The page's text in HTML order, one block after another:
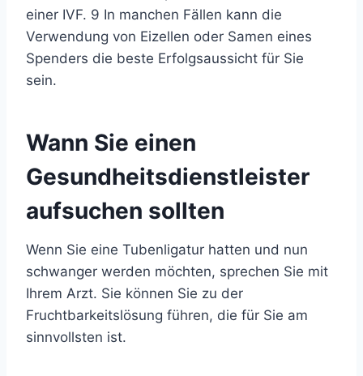
einer IVF. 9 In manchen Fällen kann die
Verwendung von Eizellen oder Samen eines
Spenders die beste Erfolgsaussicht für Sie
sein.
Wann Sie einen
Gesundheitsdienstleister
aufsuchen sollten
Wenn Sie eine Tubenligatur hatten und nun
schwanger werden möchten, sprechen Sie mit
Ihrem Arzt. Sie können Sie zu der
Fruchtbarkeitslösung führen, die für Sie am
sinnvollsten ist.